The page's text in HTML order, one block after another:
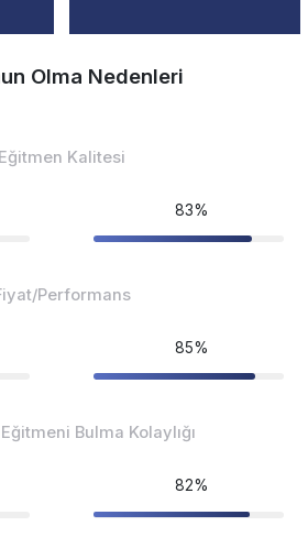
Olma Nedenleri
Eğitmen Kalitesi
83%
Performans
85%
Bulma Kolaylığı
82%